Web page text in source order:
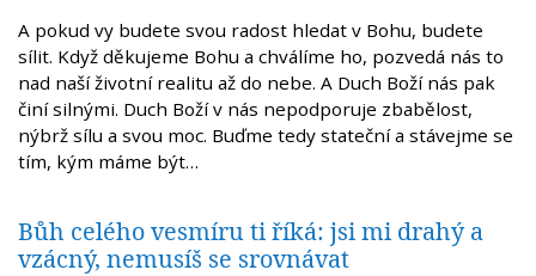
A pokud vy budete svou radost hledat v Bohu, budete
sílit. Když děkujeme Bohu a chválíme ho, pozvedá nás to
nad naší životní realitu až do nebe. A Duch Boží nás pak
činí silnými. Duch Boží v nás nepodporuje zbabělost,
nýbrž sílu a svou moc. Buďme tedy stateční a stávejme se
tím, kým máme být…
Bůh celého vesmíru ti říká: jsi mi drahý a
vzácný, nemusíš se srovnávat